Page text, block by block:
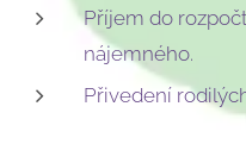
Příjem do
nájemného.
Přivedení